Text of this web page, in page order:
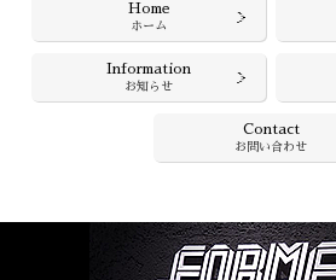
Home
ホーム
Information
お知らせ
Contact
お問い合わせ